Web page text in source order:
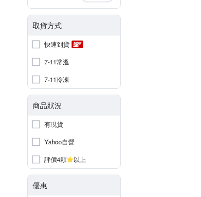
取貨方式
快速到貨
7-11常溫
7-11冷凍
商品狀況
有現貨
Yahoo自營
評價4顆
以上
優惠